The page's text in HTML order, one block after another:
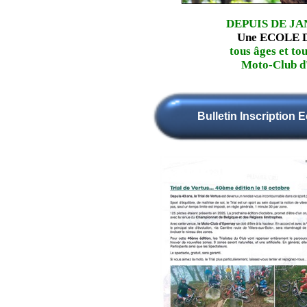
DEPUIS DE
Une ECOLE
tous âges et
Moto-Club
Bulletin Inscription